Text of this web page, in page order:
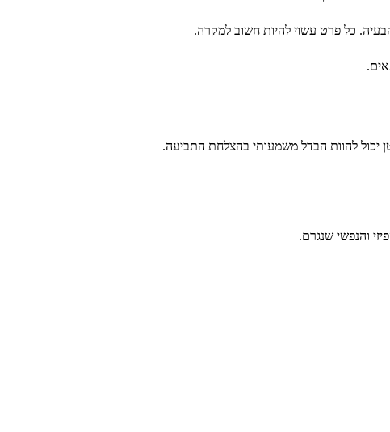
כל פרט עשוי להיות חשוב למקרה.
להוות הבדל משמעותי בהצלחת התביעה.
והנפשי שנגרם.